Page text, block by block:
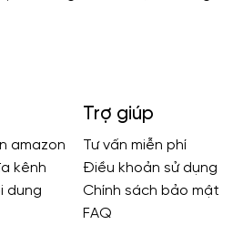
amazon
kênh
dung
Trợ giúp
Tư vấn miễn phí
Điều khoản sử dụng
Chính sách bảo mật
FAQ